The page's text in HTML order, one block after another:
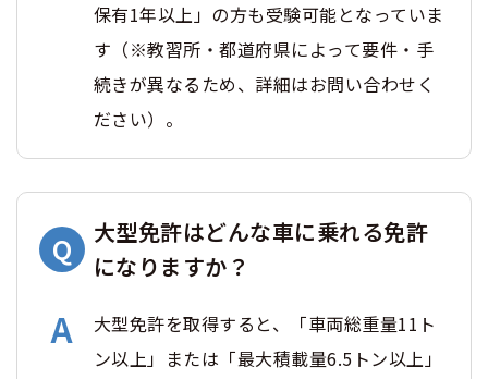
保有1年以上」の方も受験可能となっていま
す（※教習所・都道府県によって要件・手
続きが異なるため、詳細はお問い合わせく
ださい）。
大型免許はどんな車に乗れる免許
になりますか？
大型免許を取得すると、「車両総重量11ト
ン以上」または「最大積載量6.5トン以上」